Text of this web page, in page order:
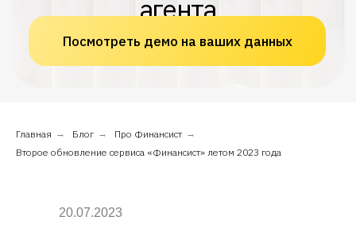
Главная → Блог → Про Финансист →
Второе обновление сервиса «Финансист» летом 2023 года
20.07.2023